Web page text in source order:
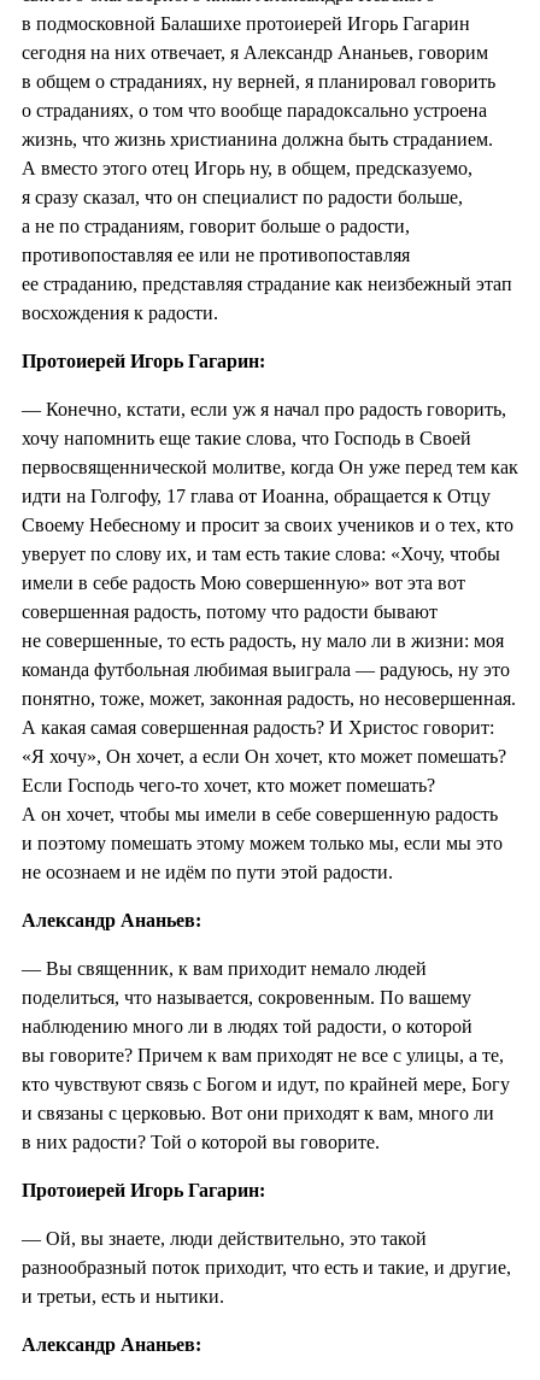
в подмосковной Балашихе протоиерей Игорь Гагарин
сегодня на них отвечает, я Александр Ананьев, говорим
в общем о страданиях, ну верней, я планировал говорить
о страданиях, о том что вообще парадоксально устроена
жизнь, что жизнь христианина должна быть страданием.
А вместо этого отец Игорь ну, в общем, предсказуемо,
я сразу сказал, что он специалист по радости больше,
а не по страданиям, говорит больше о радости,
противопоставляя ее или не противопоставляя
ее страданию, представляя страдание как неизбежный этап
восхождения к радости.
Протоиерей Игорь Гагарин:
— Конечно, кстати, если уж я начал про радость говорить,
хочу напомнить еще такие слова, что Господь в Своей
первосвященнической молитве, когда Он уже перед тем как
идти на Голгофу, 17 глава от Иоанна, обращается к Отцу
Своему Небесному и просит за своих учеников и о тех, кто
уверует по слову их, и там есть такие слова: «Хочу, чтобы
имели в себе радость Мою совершенную» вот эта вот
совершенная радость, потому что радости бывают
не совершенные, то есть радость, ну мало ли в жизни: моя
команда футбольная любимая выиграла — радуюсь, ну это
понятно, тоже, может, законная радость, но несовершенная.
А какая самая совершенная радость? И Христос говорит:
«Я хочу», Он хочет, а если Он хочет, кто может помешать?
Если Господь чего-то хочет, кто может помешать?
А он хочет, чтобы мы имели в себе совершенную радость
и поэтому помешать этому можем только мы, если мы это
не осознаем и не идём по пути этой радости.
Александр Ананьев:
— Вы священник, к вам приходит немало людей
поделиться, что называется, сокровенным. По вашему
наблюдению много ли в людях той радости, о которой
вы говорите? Причем к вам приходят не все с улицы, а те,
кто чувствуют связь с Богом и идут, по крайней мере, Богу
и связаны с церковью. Вот они приходят к вам, много ли
в них радости? Той о которой вы говорите.
Протоиерей Игорь Гагарин:
— Ой, вы знаете, люди действительно, это такой
разнообразный поток приходит, что есть и такие, и другие,
и третьи, есть и нытики.
Александр Ананьев: